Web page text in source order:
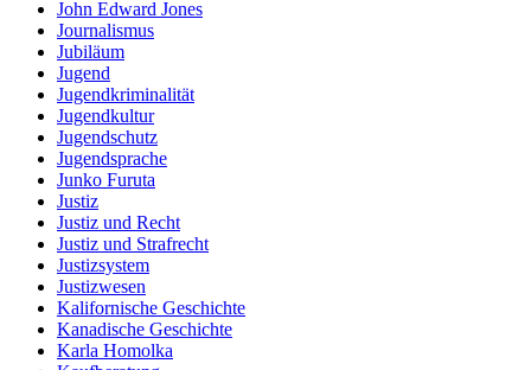
John Edward Jones
Journalismus
Jubiläum
Jugend
Jugendkriminalität
Jugendkultur
Jugendschutz
Jugendsprache
Junko Furuta
Justiz
Justiz und Recht
Justiz und Strafrecht
Justizsystem
Justizwesen
Kalifornische Geschichte
Kanadische Geschichte
Karla Homolka